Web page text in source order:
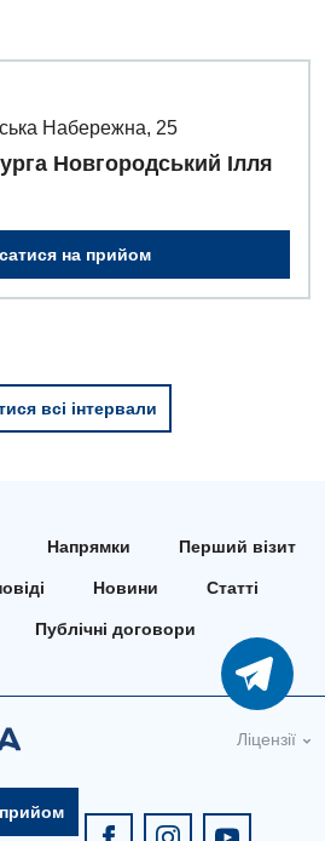
Набережна, 25
Новгородський Ілля
на прийом
всі інтервали
Напрямки Перший візит
Новини Статті
Публічні договори
Ліцензії